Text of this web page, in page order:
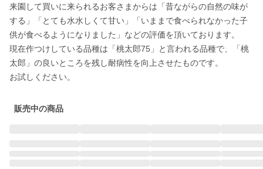
来園して買いに来られるお客さまからは「昔ながらの自然の味が
する」「とても水水しくて甘い」「いままで食べられなかった子
供が食べるようになりました」などの評価を頂いております。
現在作つけしている品種は「桃太郎75」と言われる品種で、「桃
太郎」の良いところを残し耐病性を向上させたものです。
販売中の商品